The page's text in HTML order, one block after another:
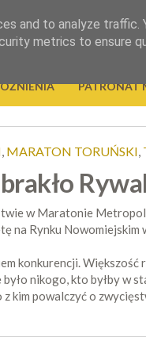
PATRONAT
, MARATON TORUŃSKI,
w Maratonie
na Rynku Nowomiejskim
konkurencji. Większość
nikogo, kto byłby w
z kim powalczyć o
and to analyze traffic.
metrics to ensure